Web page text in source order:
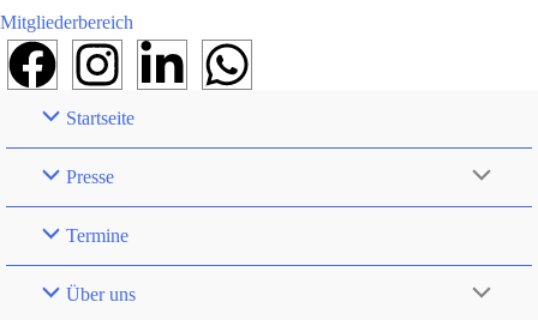
Mitgliederbereich
Startseite
Presse
Termine
Über uns